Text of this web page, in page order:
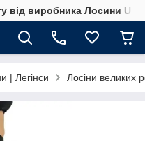
від виробника Лосини UA
| Легінси Лосіни великих